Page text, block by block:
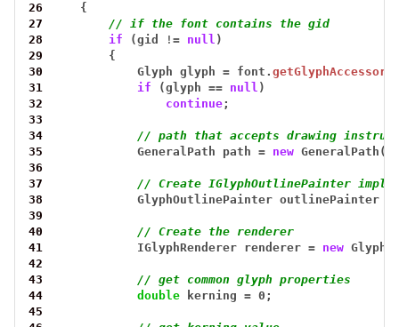
26
{
27
// if the font contains the gid
28
if (gid != null )
29
{
30
Glyph glyph = font.getGlyphAccessor
31
if (glyph == null )
32
continue;
33
34
// path that accepts drawing
35
GeneralPath path = new
36
37
// Create IGlyphOutlinePainter
38
GlyphOutlinePainter outlinePainter
39
40
// Create the renderer
41
IGlyphRenderer renderer = new
42
43
// get common glyph properties
44
double kerning = 0;
45